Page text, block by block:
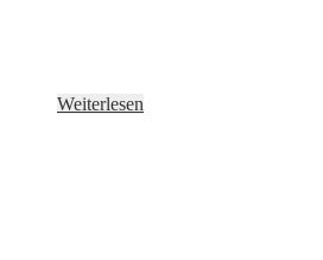
Weiterlesen